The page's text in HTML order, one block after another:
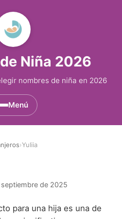
Niña 2026
nombres de niña en 2026
Menú
que empiezan por D
de Niña Egipcios
Niña Americanos
›Yuliia
de 2025
para una hija es una de